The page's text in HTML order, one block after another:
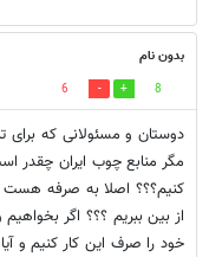
بدون نام
8
6
دوستان و مسئولانی که برای
مگر منابع چوب ایران چقدر
کنیم؟؟؟ اصلا به صرفه هست
از بین ببریم ؟؟؟ اگر
خود را صرف این کار کنیم و